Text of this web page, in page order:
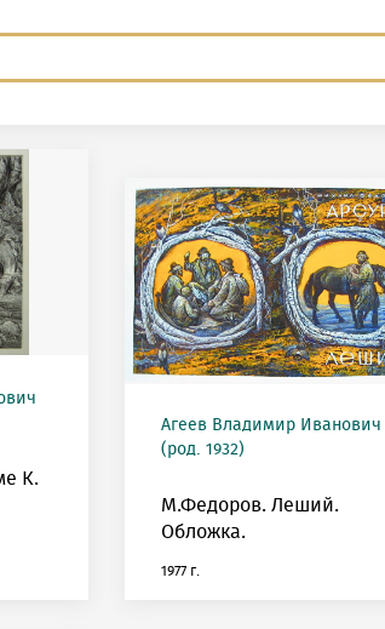
К.
Агеев Владимир Иванович
(род. 1932)
М.Федоров. Леший.
Обложка.
1977 г.